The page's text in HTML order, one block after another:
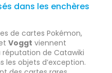
dans les enchères
de cartes Pokémon,
Voggt viennent
réputation de Catawiki
les objets d’exception.